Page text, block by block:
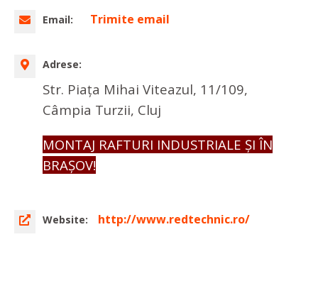
Email: Trimite email
Adrese:
Str. Piața Mihai Viteazul, 11/109,
Câmpia Turzii, Cluj
MONTAJ RAFTURI INDUSTRIALE ȘI ÎN
BRAȘOV!
Website: http://www.redtechnic.ro/